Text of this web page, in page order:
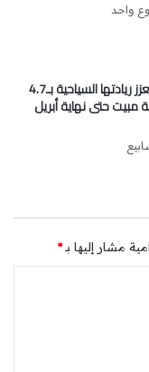
واحد
مراكش تعزز ريادتها السياحية بـ4.7
مبيت حتى نهاية أبريل
مشار إليها بـ*